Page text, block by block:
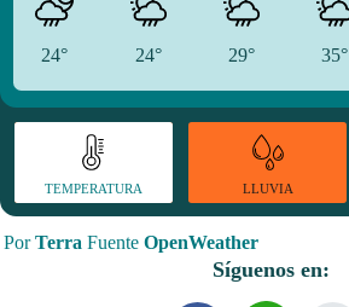
24° 24° 29° 35°
TEMPERATURA LLUVIA
PorTerra Fuente OpenWeather
Síguenos en: